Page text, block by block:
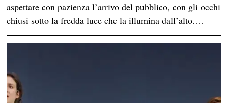
aspettare con pazienza l’arrivo del pubblico, con gli occhi
chiusi sotto la fredda luce che la illumina dall’alto.…